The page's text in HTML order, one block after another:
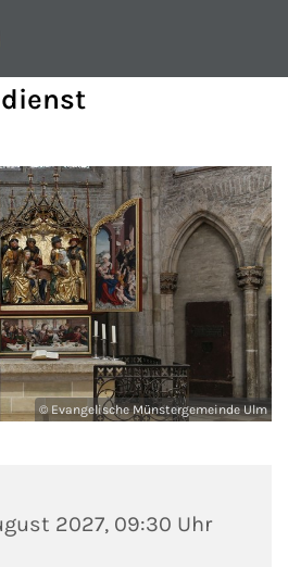
© Evangelische Münstergemeinde Ulm
2027, 09:30 Uhr